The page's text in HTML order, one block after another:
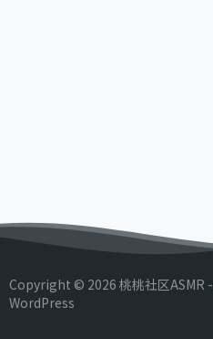
Copyright © 2026 桃桃社区ASMR -
WordPress